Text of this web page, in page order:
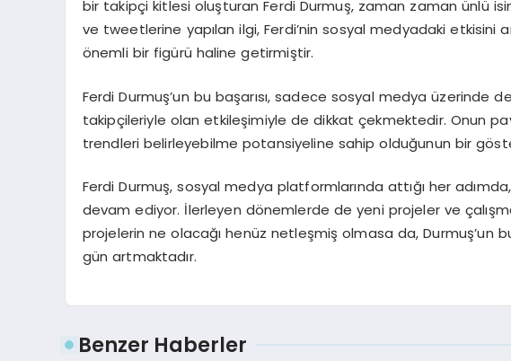
bir takipçi kitlesi oluşturan Ferdi Durmuş, zaman zaman ünlü
ve tweetlerine yapılan ilgi, Ferdi’nin sosyal medyadaki etkisini
önemli bir figürü haline getirmiştir.
Ferdi Durmuş’un bu başarısı, sadece sosyal medya üzerinde
takipçileriyle olan etkileşimiyle de dikkat çekmektedir. Onun
trendleri belirleyebilme potansiyeline sahip olduğunun bir
Ferdi Durmuş, sosyal medya platformlarında attığı her
devam ediyor. İlerleyen dönemlerde de yeni projeler ve
projelerin ne olacağı henüz netleşmiş olmasa da, Durmuş’un
gün artmaktadır.
Benzer Haberler